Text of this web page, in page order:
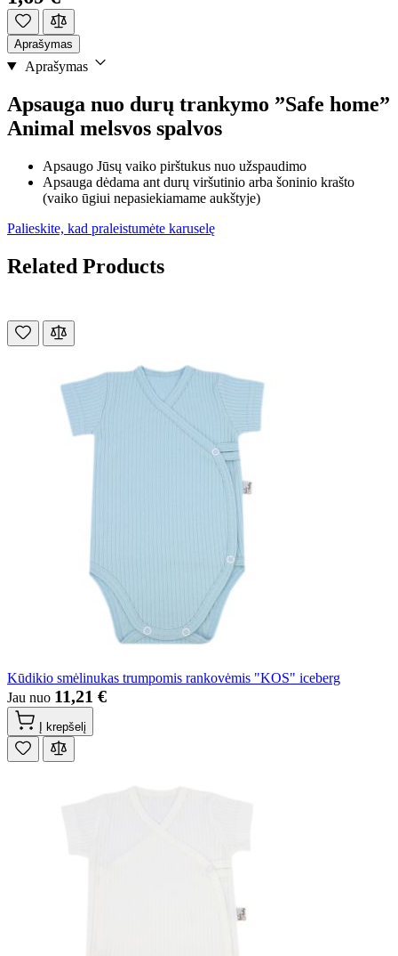
Aprašymas
Aprašymas
Apsauga nuo durų trankymo ”Safe home”
Animal melsvos spalvos
Apsaugo Jūsų vaiko pirštukus nuo užspaudimo
Apsauga dėdama ant durų viršutinio arba šoninio krašto
(vaiko ūgiui nepasiekiamame aukštyje)
Palieskite, kad praleistumėte karuselę
Related Products
Kūdikio smėlinukas trumpomis rankovėmis "KOS" iceberg
Jau nuo 11,21 €
Į krepšelį